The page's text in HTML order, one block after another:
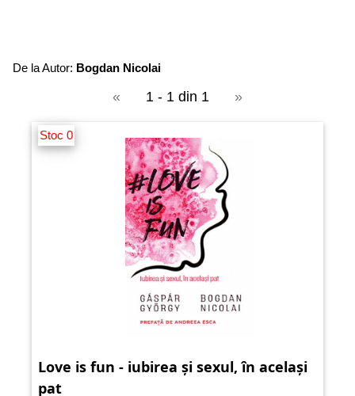
De la Autor: Bogdan Nicolai
« 1 - 1 din 1 »
Stoc 0
Love is fun - iubirea și sexul, în același
pat